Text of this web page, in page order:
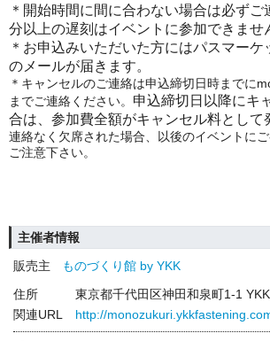
＊開始時間に間に合わない場合は必ず
分以上の遅刻はイベントに参加できませ
＊お申込みいただいた方にはパスマーケ
のメールが届きます。
＊キャンセルのご連絡は申込締切日時までに
までご連絡ください。 申込締切日以降にキ
合は、参加費全額がキャンセル料として
連絡なく欠席された場合、以後のイベントに
ご注意下さい。
主催者情報
販売主
ものづくり館 by YKK
住所
東京都千代田区神田和泉町1-1
関連URL
http://